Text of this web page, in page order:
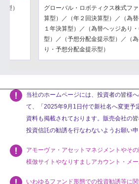
型）
グローバル・ロボティクス株式フ
算型）／（年２回決算型）／（為替
１年決算型）／（為替ヘッジあり
型）／（予想分配金提示型）／（
り・予想分配金提示型）
当社のホームページには、投資者の皆様
て、「2025年9月1日付で新社名へ変更予
資料も掲載されております。販売会社の
投資信託の勧誘を行なわないようお願い申
アモーヴァ・アセットマネジメントやそ
模倣サイトやなりすましアカウント・メ
いわゆるファンド形態での投資勧誘等に